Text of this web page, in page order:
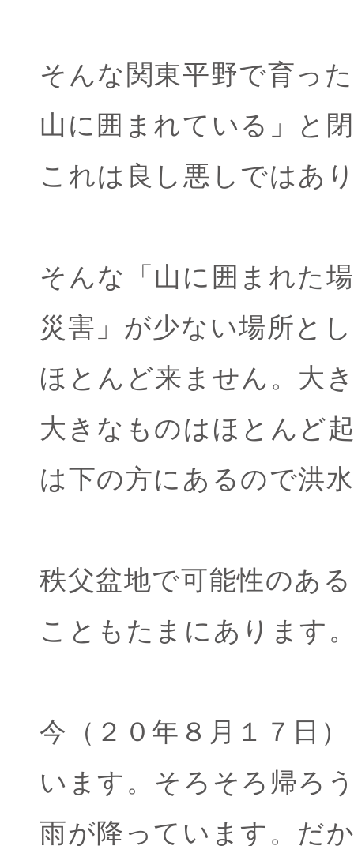
そんな関東平野で育っ
山に囲まれている」と
これは良し悪しではあ
そんな「山に囲まれた
災害」が少ない場所と
ほとんど来ません。大
大きなものはほとんど
は下の方にあるので洪
秩父盆地で可能性のあ
こともたまにあります
今（２０年８月１７日
います。そろそろ帰ろ
雨が降っています。だ